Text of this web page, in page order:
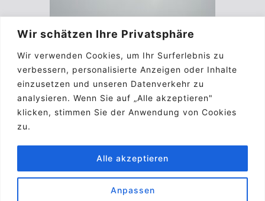
Wir schätzen Ihre Privatsphäre
Wir verwenden Cookies, um Ihr Surferlebnis zu
verbessern, personalisierte Anzeigen oder Inhalte
einzusetzen und unseren Datenverkehr zu
analysieren. Wenn Sie auf „Alle akzeptieren"
klicken, stimmen Sie der Anwendung von Cookies
zu.
Anpassen
Alle akzeptieren
Kontakt